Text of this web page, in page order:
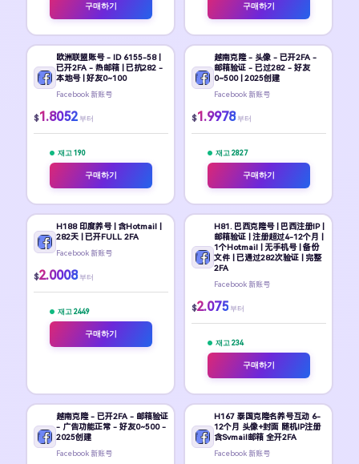
구매하기 구매하기
欧洲联盟账号 - ID 6155-58 |
已开2FA - 热邮箱 | 已抗282 -
本地号 | 好友0~100
Facebook 新账号
$1.8052 부터
재고 190
구매하기
越南克隆 - 头像 - 已开2FA -
邮箱验证 - 已过282 - 好友
0~500 | 2025创建
Facebook 新账号
$1.9978 부터
재고 2827
구매하기
H188 印度养号 | 含Hotmail |
282天 | 已开FULL 2FA
Facebook 新账号
$2.0008 부터
재고 2449
구매하기
H81. 巴西克隆号 | 巴西注册IP |
邮箱验证 | 注册超过4-12个月 |
1个Hotmail | 无手机号 | 备份
文件 | 已通过282次验证 | 完整
2FA
Facebook 新账号
$2.075 부터
재고 234
구매하기
越南克隆 - 已开2FA - 邮箱验证
- 广告功能正常 - 好友0~500 -
2025创建
Facebook 新账号
H167 泰国克隆名养号互动 6-
12个月 头像+封面 随机IP注册
含Svmail邮箱 全开2FA
Facebook 新账号